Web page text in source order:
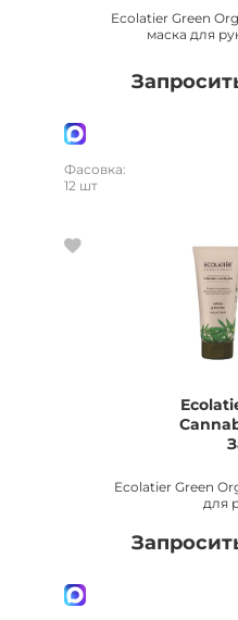
Ecolatier Green
маска для
Фасовка:
12 шт
Ecolatier Green
для